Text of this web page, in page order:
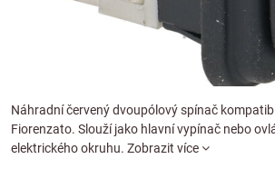
Náhradní červený dvoupólový spínač
Fiorenzato. Slouží jako hlavní vypínač nebo
elektrického okruhu. Zobrazit více